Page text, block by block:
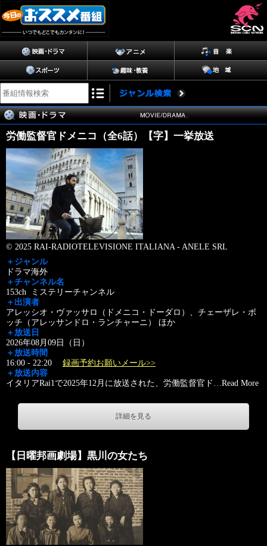
労働監督官ドメニコ（全6話）【字】一挙放送
© 2025 RAI-RADIOTELEVISIONE ITALIANA - ANELE SRL
＋ジャンル
ドラマ海外
＋チャンネル名
153ch ミステリーチャンネル
＋出演者
アレッシオ・ヴァッサロ（ドメニコ・ドーダロ）、チェーザレ・ボ
ッチ（アレッサンドロ・ランチャーニ） ほか
＋放送日
2026年08月09日（日）
＋放送時間
16:00 - 22:20 録画予約お願いメール>>
＋放送内容
イタリアRai1で2025年12月に放送された、労働監督官ド …Read More
詳細を見る
【日曜邦画劇場】黒川の女たち